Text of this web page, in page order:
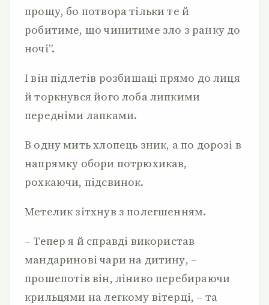
прощу, бо потвора тільки те й
робитиме, що чинитиме зло з ранку до
ночі”.
І він підлетів розбишаці прямо до лиця
й торкнувся його лоба липкими
передніми лапками.
В одну мить хлопець зник, а по дорозі в
напрямку обори потрюхикав,
рохкаючи, підсвинок.
Метелик зітхнув з полегшенням.
– Тепер я й справді використав
мандаринові чари на дитину, –
прошепотів він, ліниво перебираючи
крильцями на легкому вітерці, – та